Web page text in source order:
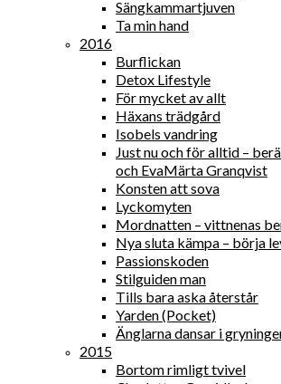
Sängkammartjuven
Ta min hand
2016
Burflickan
Detox Lifestyle
För mycket av allt
Häxans trädgård
Isobels vandring
Just nu och för alltid –
och EvaMärta Granqvist
Konsten att sova
Lyckomyten
Mordnatten – vittnenas
Nya sluta kämpa – börja
Passionskoden
Stilguiden man
Tills bara aska återstår
Yarden (Pocket)
Änglarna dansar i
2015
Bortom rimligt tvivel